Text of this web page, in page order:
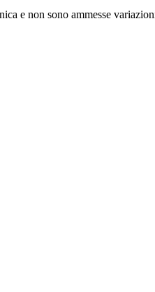
e non sono ammesse